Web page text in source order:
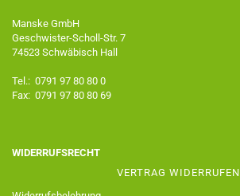
Manske GmbH
Geschwister-Scholl-Str. 7
74523 Schwäbisch Hall
Tel.: 0791 97 80 80 0
Fax: 0791 97 80 80 69
WIDERRUFSRECHT
VERTRAG WIDERRUFEN